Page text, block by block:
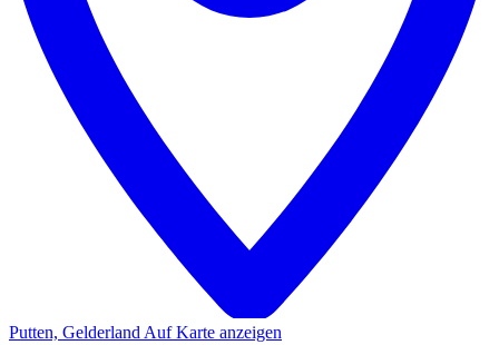
Putten, Gelderland Auf Karte anzeigen